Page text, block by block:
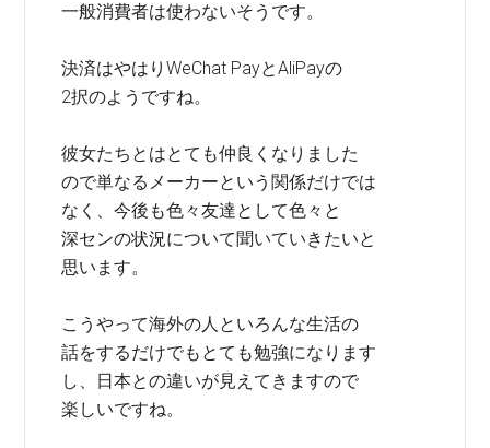
一般消費者は使わないそうです。
決済はやはりWeChat PayとAliPayの
2択のようですね。
彼女たちとはとても仲良くなりました
ので単なるメーカーという関係だけでは
なく、今後も色々友達として色々と
深センの状況について聞いていきたいと
思います。
こうやって海外の人といろんな生活の
話をするだけでもとても勉強になります
し、日本との違いが見えてきますので
楽しいですね。